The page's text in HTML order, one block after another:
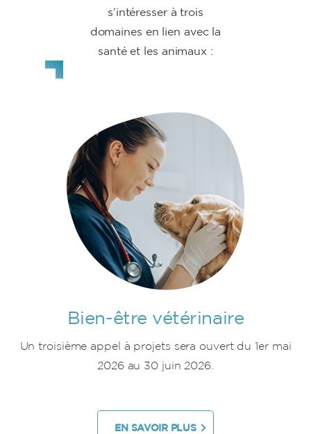
s’intéresser à trois
domaines en lien avec la
santé et les animaux :
Bien-être vétérinaire
Un troisième appel à projets sera ouvert du 1er mai
2026 au 30 juin 2026.
EN SAVOIR PLUS